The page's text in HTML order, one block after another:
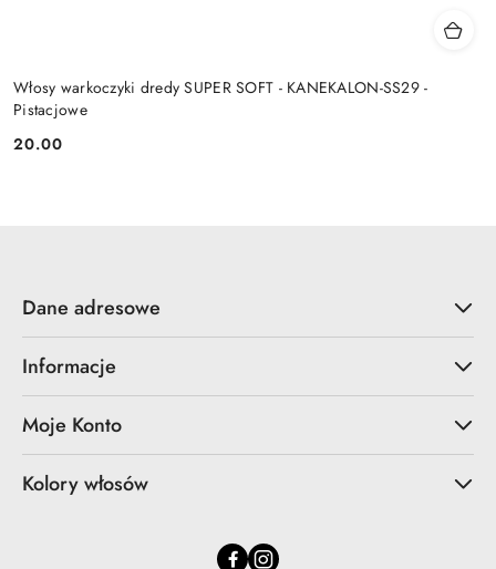
Włosy warkoczyki dredy SUPER SOFT - KANEKALON-SS29 -
Pistacjowe
Cena:
20.00
Dane adresowe
Informacje
Moje Konto
Kolory włosów